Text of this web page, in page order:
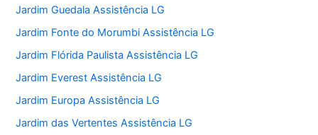
Jardim Guedala Assistência LG
Jardim Fonte do Morumbi Assistência LG
Jardim Flórida Paulista Assistência LG
Jardim Everest Assistência LG
Jardim Europa Assistência LG
Jardim das Vertentes Assistência LG